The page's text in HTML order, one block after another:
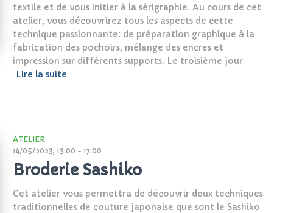
textile et de vous initier à la sérigraphie. Au cours de cet
atelier, vous découvrirez tous les aspects de cette
technique passionnante: de préparation graphique à la
fabrication des pochoirs, mélange des encres et
impression sur différents supports. Le troisième jour
Lire la suite
ATELIER
14/05/2023, 13:00 - 17:00
Broderie Sashiko
Cet atelier vous permettra de découvrir deux techniques
traditionnelles de couture japonaise que sont le Sashiko